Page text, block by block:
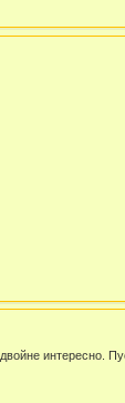
интересно.